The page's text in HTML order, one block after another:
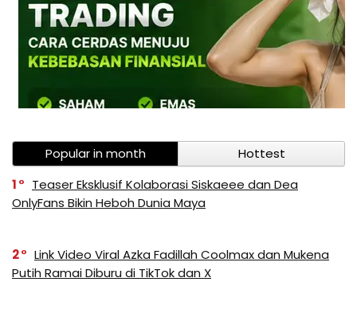
Popular in month
Hottest
1
Teaser Eksklusif Kolaborasi Siskaeee dan Dea
OnlyFans Bikin Heboh Dunia Maya
2
Link Video Viral Azka Fadillah Coolmax dan Mukena
Putih Ramai Diburu di TikTok dan X